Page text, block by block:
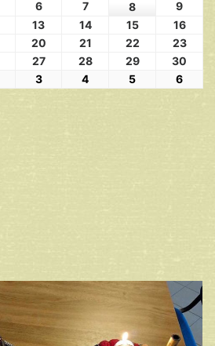
6 7 8
9
13 14 15
16
20 21 22
23
27 28 29
30
3 4 5 6